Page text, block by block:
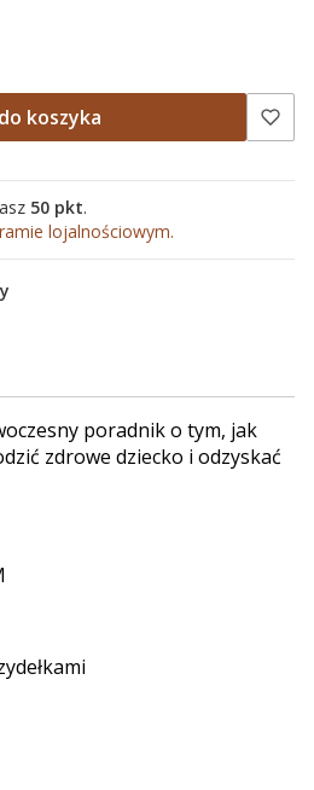
koszyka
50 pkt.
lojalnościowym.
poradnik o tym, jak
zdrowe dziecko i odzyskać